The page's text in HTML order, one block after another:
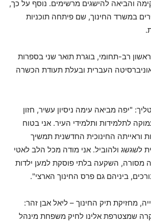
והביאה להישגים מרשימים. נוסף על כך,
במשרד החינוך, שם פיתחה תוכניות
רב-תחומי, בוגרת תואר שני בספרות
העברית ובעלת תעודת הכשרה
"יפה מביאה עימה ניסיון עשיר, חזון
לתלמידות ותלמידי העיר. אני בטוח
וראייתה החינוכית החדשנית תמשיך
לשגשג ולהוביל. אני מודה מכל הלב לאטי
מסורה, השקעה בלתי פוסקת למען ילדות
ביניהם גם פרס החינוך הארצי".
מחזיקת תיק החינוך – ליאל אבן זהר:
שמצטרפת אלינו לחיק משפחת מינהל